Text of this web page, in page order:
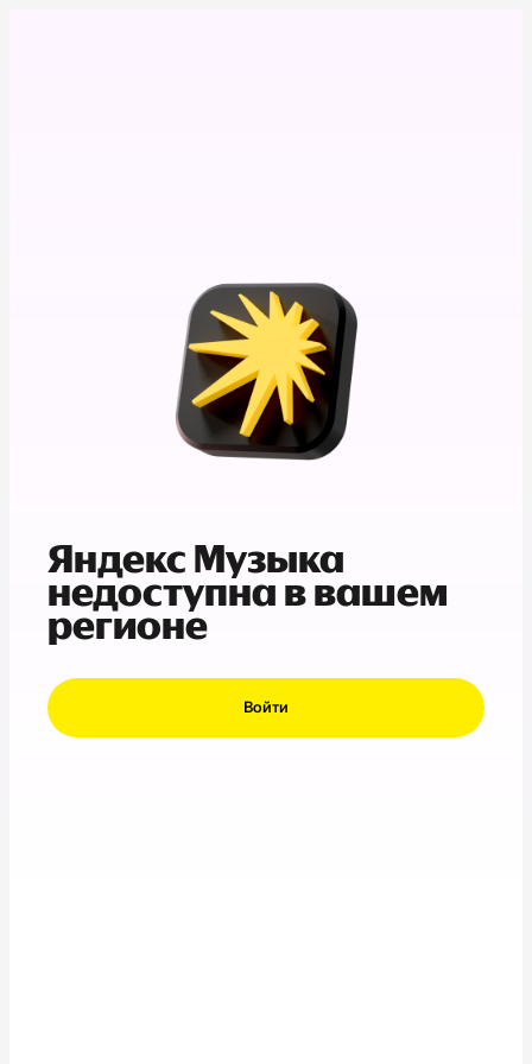
Яндекс Музыка
недоступна в вашем
регионе
Войти